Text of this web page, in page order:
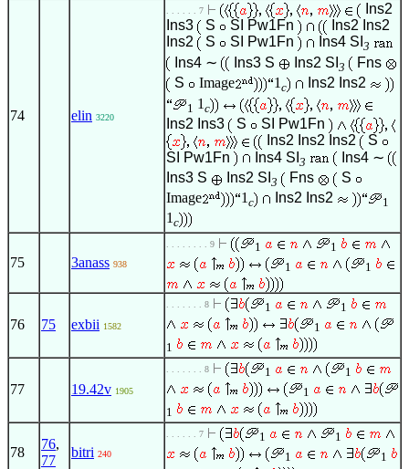
74 elin 3220
. . . . . . 7
Ins2
Ins3
S SI Pw1Fn Ins2 Ins2
Ins2
S SI Pw1Fn Ins4 SI 3
Ins4 ∼ Ins3 S Ins2 SI 3
Fns
S
Image 1 c Ins2 Ins2
1 1 c
Ins2 Ins3 S SI
Pw1Fn
Ins2 Ins2 Ins2
S
SI
Pw1Fn Ins4 SI 3 Ins4 ∼
Ins3 S Ins2 SI 3 Fns
S
Image
1 c Ins2 Ins2 1
1 c
75 3anass 938
. . . . . . . . 9 1
1
1
1
76 75 exbii 1582
. . . . . . . 8 1
1
1
1
77 19.42v 1905
. . . . . . . 8 1
1
1
1
78
76,
77
bitri 240
. . . . . . 7 1
1
1
1